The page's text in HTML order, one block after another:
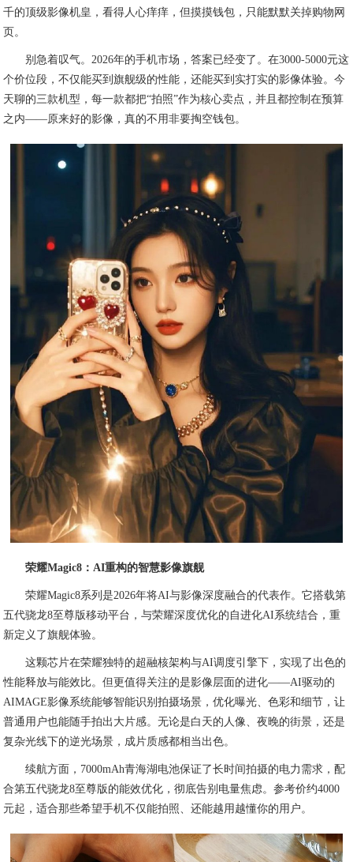
千的顶级影像机皇，看得人心痒痒，但摸摸钱包，只能默默关掉购物网
页。
别急着叹气。2026年的手机市场，答案已经变了。在3000-5000元这
个价位段，不仅能买到旗舰级的性能，还能买到实打实的影像体验。今
天聊的三款机型，每一款都把“拍照”作为核心卖点，并且都控制在预算
之内——原来好的影像，真的不用非要掏空钱包。
荣耀Magic8：AI重构的智慧影像旗舰
荣耀Magic8系列是2026年将AI与影像深度融合的代表作。它搭载第
五代骁龙8至尊版移动平台，与荣耀深度优化的自进化AI系统结合，重
新定义了旗舰体验。
这颗芯片在荣耀独特的超融核架构与AI调度引擎下，实现了出色的
性能释放与能效比。但更值得关注的是影像层面的进化——AI驱动的
AIMAGE影像系统能够智能识别拍摄场景，优化曝光、色彩和细节，让
普通用户也能随手拍出大片感。无论是白天的人像、夜晚的街景，还是
复杂光线下的逆光场景，成片质感都相当出色。
续航方面，7000mAh青海湖电池保证了长时间拍摄的电力需求，配
合第五代骁龙8至尊版的能效优化，彻底告别电量焦虑。参考价约4000
元起，适合那些希望手机不仅能拍照、还能越用越懂你的用户。